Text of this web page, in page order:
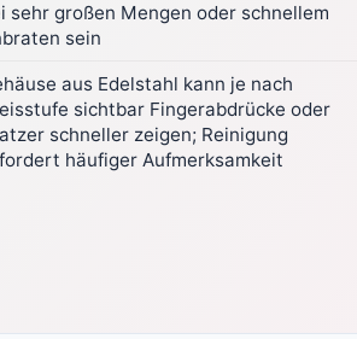
sehr großen Mengen oder schnellem
sein
aus Edelstahl kann je nach
sichtbar Fingerabdrücke oder
schneller zeigen; Reinigung
häufiger Aufmerksamkeit